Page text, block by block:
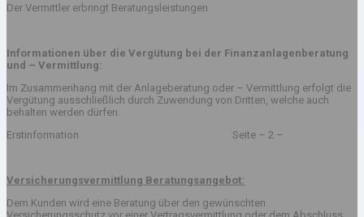
Der Vermittler erbringt Beratungsleistungen
Informationen über die Vergütung bei der Finanzanlagenberatung
und – Vermittlung:
Im Zusammenhang mit der Anlageberatung oder – Vermittlung erfolgt die
Vergütung ausschließlich durch Zuwendung von Dritten, welche auch
behalten werden dürfen.
Erstinformation Seite – 2 –
Versicherungsvermittlung Beratungsangebot:
Dem Kunden wird eine Beratung über den gewünschten